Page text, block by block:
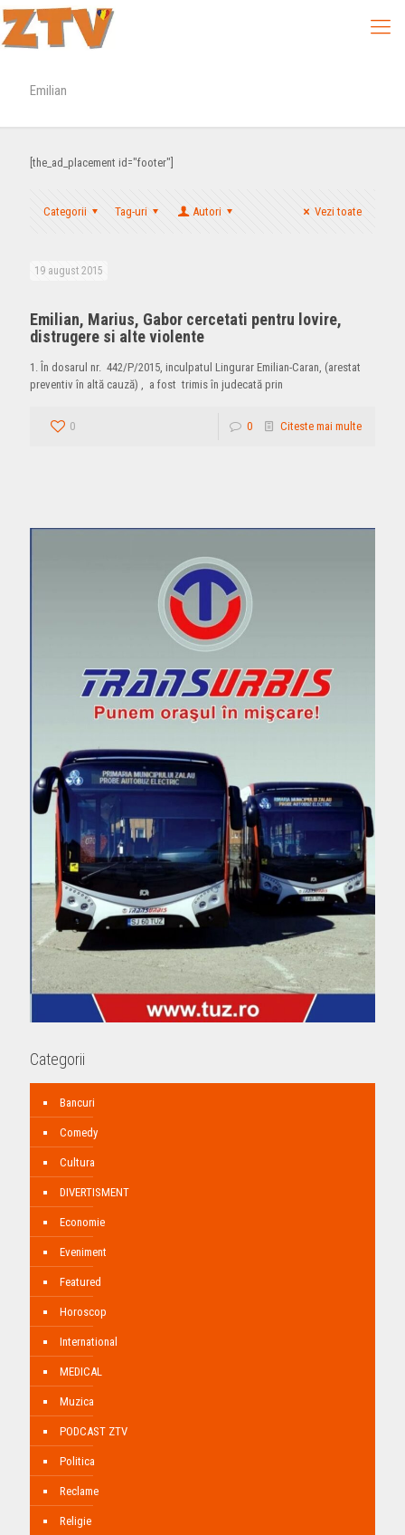
Emilian
[the_ad_placement id="footer"]
Categorii Tag-uri Autori Vezi toate
19 august 2015
Emilian, Marius, Gabor cercetati pentru lovire,
distrugere si alte violente
1. În dosarul nr. 442/P/2015, inculpatul Lingurar Emilian-Caran, (arestat
preventiv în altă cauză) , a fost trimis în judecată prin
0 0 Citeste mai multe
Categorii
Bancuri
Comedy
Cultura
DIVERTISMENT
Economie
Eveniment
Featured
Horoscop
International
MEDICAL
Muzica
PODCAST ZTV
Politica
Reclame
Religie